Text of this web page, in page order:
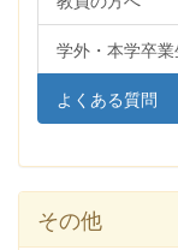
学外・本学卒
よくある質問
その他